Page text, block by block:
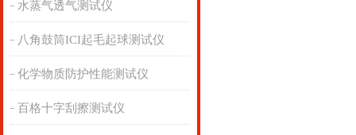
水蒸气透气测试仪
八角鼓筒ICI起毛起球测试仪
化学物质防护性能测试仪
百格十字刮擦测试仪